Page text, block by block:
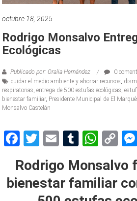
octubre 18, 2025
Rodrigo Monsalvo
Ecológicas
Publicado por: Oralia Hernández
0
cuidar el medio ambiente y ahorrar recursos
respiratorias ,entrega de 500 estufas ecológicas ,
bienestar familiar, Presidente Municipal de El
Monsalvo Castelán
Facebook
Twitter
EmailTumblr
Rodrigo Monsalvo
bienestar familiar